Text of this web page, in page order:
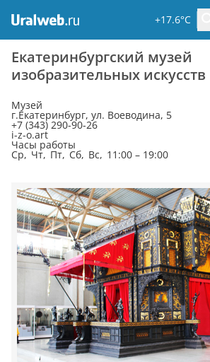
+17.6°C
Екатеринбургский музей
изобразительных искусств
Музей
г.Екатеринбург, ул. Воеводина, 5
+7 (343) 290-90-26
i-z-o.art
Часы работы
Ср, Чт, Пт, Сб, Вс, 11:00 – 19:00